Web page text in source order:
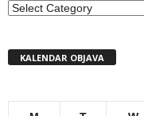
MENI
KALENDAR OBJAVA